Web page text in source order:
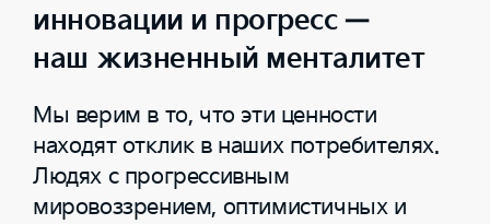
инновации и прогресс —
наш жизненный менталитет
Мы верим в то, что эти ценности
находят отклик в наших потребителях.
Людях с прогрессивным
мировоззрением, оптимистичных и